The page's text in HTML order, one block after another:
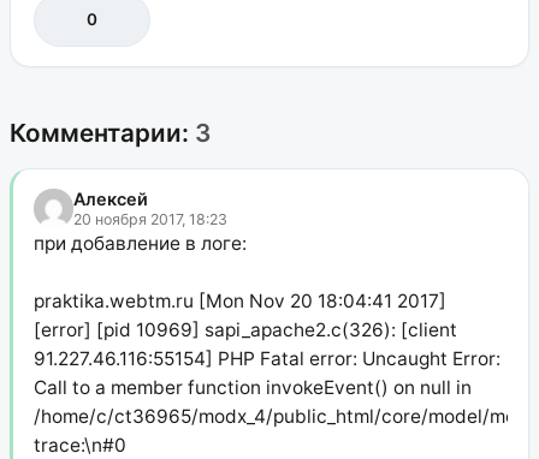
0
Комментарии: 3
Алексей
20 ноября 2017, 18:23
при добавление в логе:
praktika.webtm.ru [Mon Nov 20 18:04:41 2017]
[error] [pid 10969] sapi_apache2.c(326): [client
91.227.46.116:55154] PHP Fatal error: Uncaught Error:
Call to a member function invokeEvent() on null in
/home/c/ct36965/modx_4/public_html/core/model/
trace:\n#0